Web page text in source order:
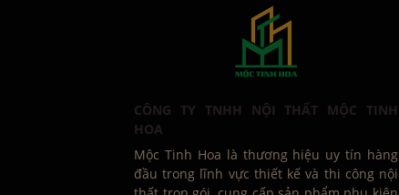
CÔNG TY TNHH NỘI THẤT MỘC TINH
HOA
Mộc Tinh Hoa là thương hiệu uy tín hàng
đầu trong lĩnh vực thiết kế và thi công nội